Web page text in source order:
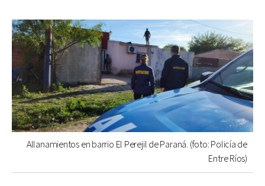
Allanamientos en barrio El Perejil de Paraná. (foto: Policía de
Entre Ríos)